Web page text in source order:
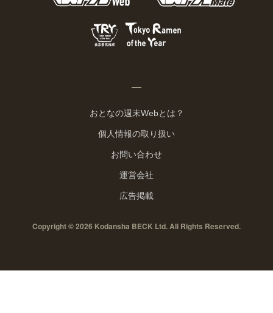
おとなの週末Webとは？
個人情報の取り扱い
お問い合わせ
運営会社
広告掲載
Copyright © 2026 Kodansha BECK Ltd. All Rights Reserved.